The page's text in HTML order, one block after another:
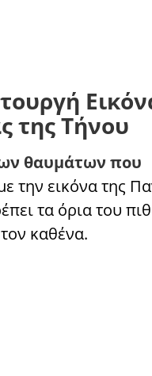
της Τήνου
θαυμάτων που
την εικόνα της
τα όρια του
καθένα.